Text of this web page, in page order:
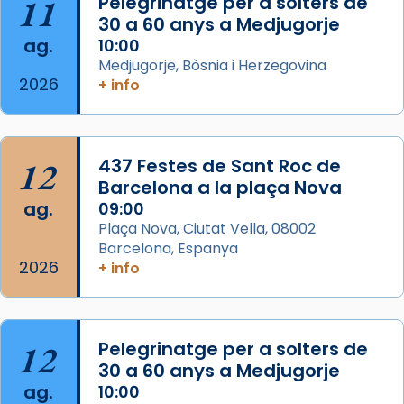
Mons. David Abadías.
📸 Dr. G. Simón
Photo
View on Facebook · Share
Arquebisbat de Barcelona
2 weeks ago
Memòria de les santes Juliana i
Semproniana, verges i màrtirs.
Acompanyant la història de sant Cugat, a
partir de l’Edat Mitjana sorgeix la tradició
que les santes Juliana (“relatiu a Júlia”) i
Semproniana (“relatiu a Semprònia =
eterna”) són deixebles seves. I l’any 1667, el
frare Joan Gaspar Roig, afirma en una obra
11
ag.
2026
30 a 60 anys a Medjugorje
10:00
Medjugorje, Bòsnia i Herzegovina
+ info
12
ag.
2026
437 Festes de Sant Roc de
Barcelona a la plaça Nova
09:00
Plaça Nova, Ciutat Vella, 08002
Barcelona, Espanya
+ info
12
ag.
Pelegrinatge per a solters de
30 a 60 anys a Medjugorje
10:00